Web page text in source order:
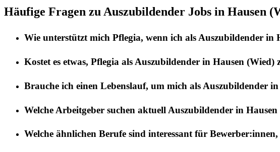
Häufige Fragen zu Auszubildender Jobs in Hausen
Wie unterstützt mich Pflegia, wenn ich alsAuszubildender in
Kostet es etwas, Pflegia als Auszubildender in Hausen (Wied)
Brauche ich einen Lebenslauf, um mich als Auszubildender in
Welche Arbeitgeber suchen aktuell Auszubildender in
Welche ähnlichen Berufe sind interessant für